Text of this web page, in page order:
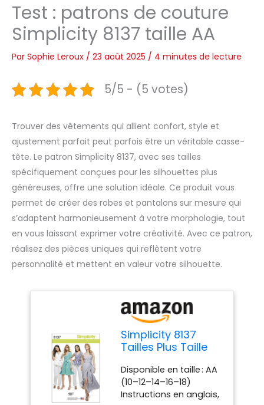
Test : patrons de couture
Simplicity 8137 taille AA
Par Sophie Leroux / 23 août 2025 / 4 minutes de lecture
5/5 - (5 votes)
Trouver des vêtements qui allient confort, style et
ajustement parfait peut parfois être un véritable casse-
tête. Le patron Simplicity 8137, avec ses tailles
spécifiquement conçues pour les silhouettes plus
généreuses, offre une solution idéale. Ce produit vous
permet de créer des robes et pantalons sur mesure qui
s’adaptent harmonieusement à votre morphologie, tout
en vous laissant exprimer votre créativité. Avec ce patron,
réalisez des pièces uniques qui reflètent votre
personnalité et mettent en valeur votre silhouette.
Simplicity 8137
Tailles Plus Taille
Robes/et Pantalon
pour Couture,
Blanc, Taille AA
Disponible en taille : AA
(10–12–14–16–18)
Instructions en anglais,